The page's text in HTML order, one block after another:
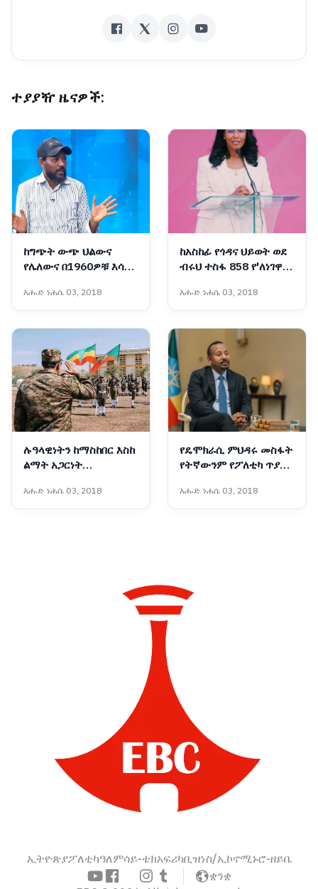
ተያያዥ ዜናዎች:
ከግጭት ውጭ ህልውና
የሌለውና በ1960ዎቹ እሳቤ
የሕወሓት ቡድን ማንነት
እሑድ ነሐሴ 03, 2018
ከአስከፊ የጎዳና ህይወት ወደ
ብሩህ ተስፋ 858 የ'ለነገዋ'
ተመረቁ
እሑድ ነሐሴ 03, 2018
ሉዓላዊነትን ከማስከበር እስከ
ልማት አጋርነት
መከላከያ ሠራዊት ሀገራዊ
አደራ
እሑድ ነሐሴ 03, 2018
የዴሞክራሲ ምህዳሩ መስፋት
የትኛውንም የፖለቲካ ጥያቄ
ያስችላል - ጠቅላይ ሚኒስትር
ዐቢይ አሕመድ (ዶ/ር)
እሑድ ነሐሴ 03, 2018
ኢትዮጵያፖለቲካዓለምሳይ-ቴክአፍሪካቢዝነስ/ኢኮኖሚኑሮ-ዘይቤ
ቋንቋ